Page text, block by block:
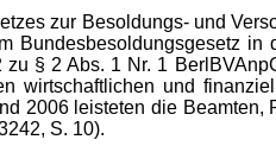
zur Besoldungs- und
Bundesbesoldungsgesetz
§ 2 Abs. 1 Nr. 1
wirtschaftlichen und
2006 leisteten die
S. 10).